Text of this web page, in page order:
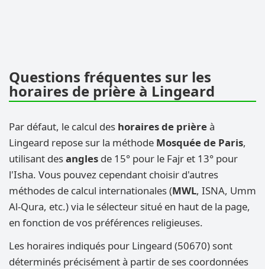
Questions fréquentes sur les
horaires de prière à Lingeard
Par défaut, le calcul des horaires de prièreà
Lingeard repose sur la méthode Mosquée de Paris,
utilisant desangles de 15° pour le Fajr et 13° pour
l'Isha. Vous pouvez cependant choisir d'autres
méthodes de calcul internationales (MWL, ISNA, Umm
Al-Qura, etc.) via le sélecteur situé en haut de la page,
en fonction de vos préférences religieuses.
Les horaires indiqués pour Lingeard (50670) sont
déterminés précisément à partir de ses coordonnées